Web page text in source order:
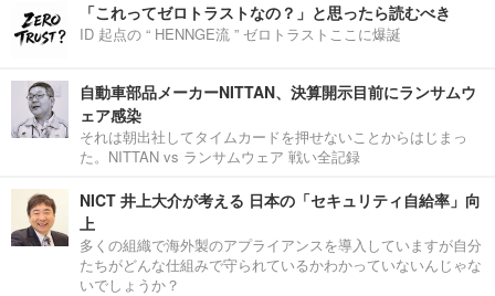
「これってゼロトラストなの？」と思ったら読むべき
ID 起点の “ HENNGE流 ” ゼロトラストここに爆誕
自動車部品メーカーNITTAN、決算開示目前にランサムウ
ェア感染
それは朝出社してタイムカードを押せないことからはじまっ
た。NITTAN vs ランサムウェア 戦い全記録
NICT 井上大介が考える 日本の「セキュリティ自給率」向
上
多くの組織で海外製のアプライアンスを導入していますが自分
たちがどんな仕組みで守られているかわかっていないんじゃな
いでしょうか？